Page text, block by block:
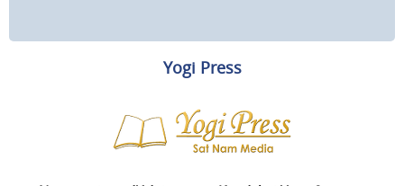
Yogi Press